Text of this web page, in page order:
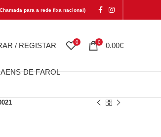
para a rede fixa nacional)
/ REGISTAR 0 0 0.00€
DE FAROL